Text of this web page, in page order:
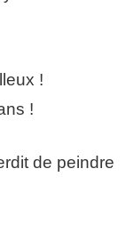
!
!
de peindre